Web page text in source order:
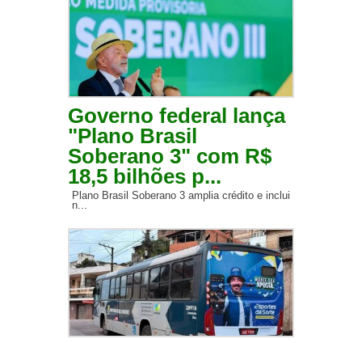
Governo federal lança
"Plano Brasil
Soberano 3" com R$
18,5 bilhões p...
Plano Brasil Soberano 3 amplia crédito e inclui
n...